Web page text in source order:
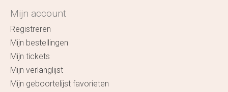
Mijn account
Registreren
Mijn bestellingen
Mijn tickets
Mijn verlanglijst
Mijn geboortelijst favorieten